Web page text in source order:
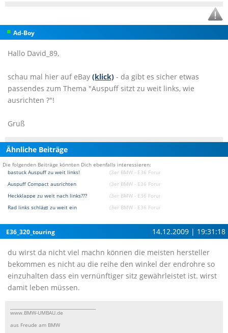
Ad-Boy
Hallo David_89,
schau mal hier auf eBay (klick) - da gibt es sicher etwas
passendes zum Thema "Auspuff sitzt zu weit links, wie
ausrichten ?"!
Gruß
Ähnliche Beiträge
Die folgenden Beiträge könnten Dich ebenfalls interessieren:
bastuck Auspuff zu weit links!
(3er BMW - E36 Forum)
Auspuff Compact ausrichten
(3er BMW - E36 Forum)
Heckklappe zu weit nach links???
(3er BMW - E36 Forum)
Rad links schlägt zu weit ein
(3er BMW - E36 Forum)
E36_320_touring 14.12.2009 | 19:31:18
du wirst da nicht viel machn können die meisten hersteller
bekommen es nicht au die reihe den winkel der endrohre so
einzuhalten dass ein vernünftiger sitz gewährleistet ist. wirst
damit leben müssen.
www.BMW-UMBAU.de
aus Freude am BMW